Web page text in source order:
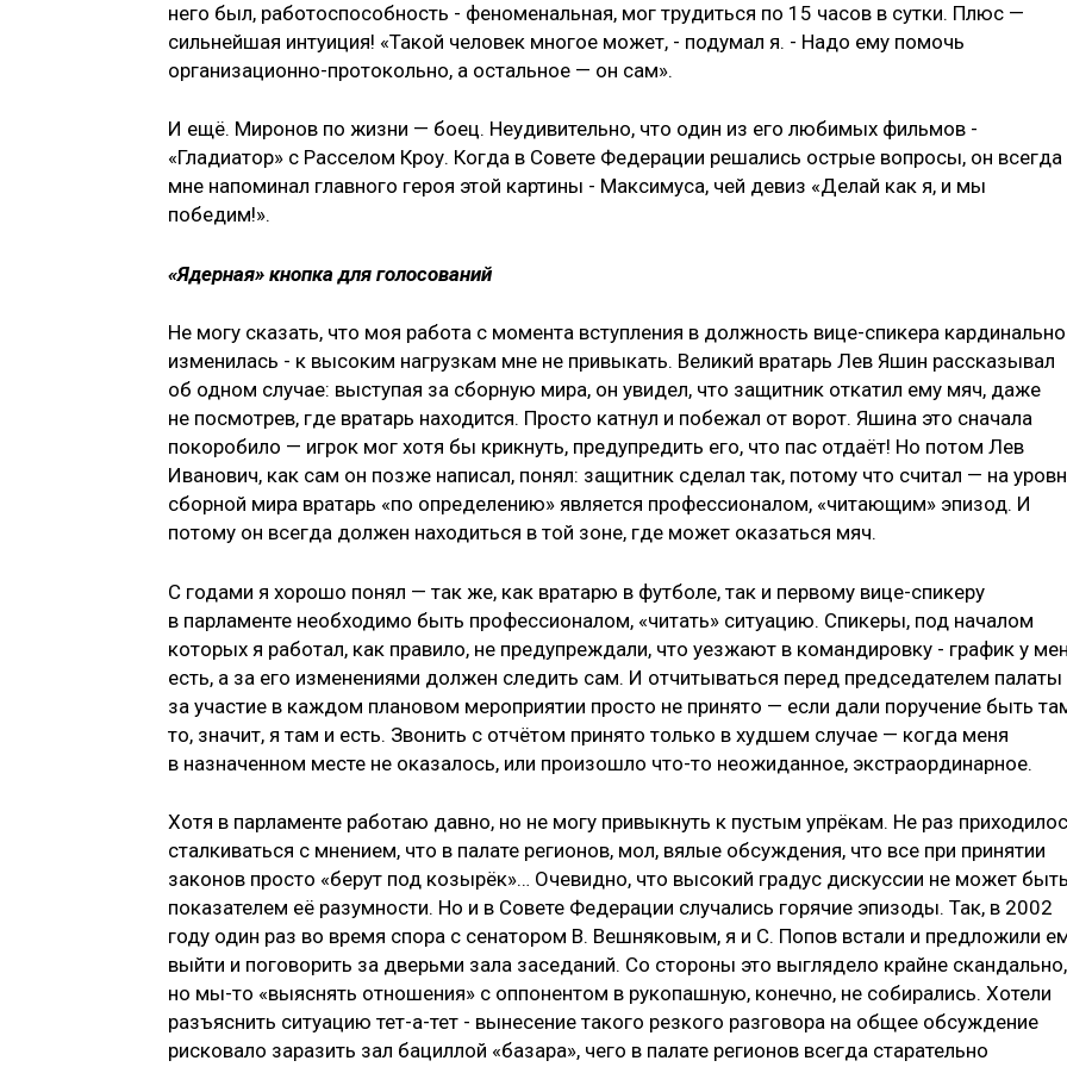
него был, работоспособность - феноменальная, мог трудиться по 15 часов в сутки. Плюс —
сильнейшая интуиция! «Такой человек многое может, - подумал я. - Надо ему помочь
организационно-протокольно, а остальное — он сам».
И ещё. Миронов по жизни — боец. Неудивительно, что один из его любимых фильмов -
«Гладиатор» с Расселом Кроу. Когда в Совете Федерации решались острые вопросы, он всегда
мне напоминал главного героя этой картины - Максимуса, чей девиз «Делай как я, и мы
победим!».
«Ядерная» кнопка для голосований
Не могу сказать, что моя работа с момента вступления в должность вице-спикера кардинально
изменилась - к высоким нагрузкам мне не привыкать. Великий вратарь Лев Яшин рассказывал
об одном случае: выступая за сборную мира, он увидел, что защитник откатил ему мяч, даже
не посмотрев, где вратарь находится. Просто катнул и побежал от ворот. Яшина это сначала
покоробило — игрок мог хотя бы крикнуть, предупредить его, что пас отдаёт! Но потом Лев
Иванович, как сам он позже написал, понял: защитник сделал так, потому что считал — на
сборной мира вратарь «по определению» является профессионалом, «читающим» эпизод. И
потому он всегда должен находиться в той зоне, где может оказаться мяч.
С годами я хорошо понял — так же, как вратарю в футболе, так и первому вице-спикеру
в парламенте необходимо быть профессионалом, «читать» ситуацию. Спикеры, под началом
которых я работал, как правило, не предупреждали, что уезжают в командировку - график у
есть, а за его изменениями должен следить сам. И отчитываться перед председателем палаты
за участие в каждом плановом мероприятии просто не принято — если дали поручение быть
то, значит, я там и есть. Звонить с отчётом принято только в худшем случае — когда меня
в назначенном месте не оказалось, или произошло что-то неожиданное, экстраординарное.
Хотя в парламенте работаю давно, но не могу привыкнуть к пустым упрёкам. Не раз
сталкиваться с мнением, что в палате регионов, мол, вялые обсуждения, что все при принятии
законов просто «берут под козырёк»… Очевидно, что высокий градус дискуссии не может
показателем её разумности. Но и в Совете Федерации случались горячие эпизоды. Так, в 2002
году один раз во время спора с сенатором В. Вешняковым, я и С. Попов встали и предложили
выйти и поговорить за дверьми зала заседаний. Со стороны это выглядело крайне скандально,
но мы-то «выяснять отношения» с оппонентом в рукопашную, конечно, не собирались. Хотели
разъяснить ситуацию тет-а-тет - вынесение такого резкого разговора на общее обсуждение
рисковало заразить зал бациллой «базара», чего в палате регионов всегда старательно